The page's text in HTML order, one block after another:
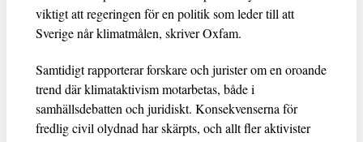
viktigt att regeringen för en politik som leder till att
Sverige når klimatmålen, skriver Oxfam.
Samtidigt rapporterar forskare och jurister om en oroande
trend där klimataktivism motarbetas, både i
samhällsdebatten och juridiskt. Konsekvenserna för
fredlig civil olydnad har skärpts, och allt fler aktivister